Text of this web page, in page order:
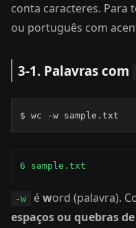
conta caracteres. Para
ou português com
3-1. Palavras com
$ wc -w sample.txt
6 sample.txt
-w éword (palavra).
espaços ou quebras